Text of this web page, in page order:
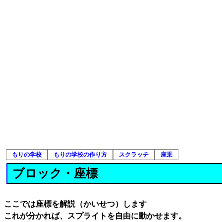
もりの学校 もりの学校の作り方 スクラッチ 座乗
ブロック・座標
ここでは座標を解説（かいせつ）します
これが分かれば、スプライトを自由に動かせます。